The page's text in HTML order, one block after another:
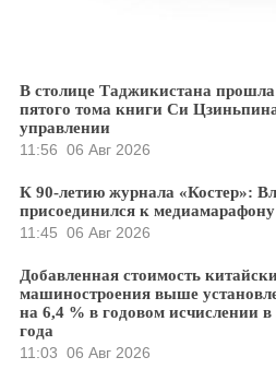
В столице Таджикистана прошла
пятого тома книги Си
управлении
11:56 06 Авг 2026
К 90-летию журнала «Костер»:
присоединился к медиамарафону
11:45 06 Авг 2026
Добавленная стоимость
машиностроения выше
на 6,4 % в годовом исчислении
года
11:03 06 Авг 2026